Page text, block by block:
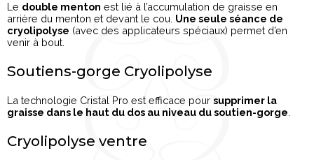
Le double menton est lié à l’accumulation de graisse en
arrière du menton et devant le cou. Une seule séance de
cryolipolyse (avec des applicateurs spéciaux) permet d’en
venir à bout.
Soutiens-gorge Cryolipolyse
La technologie Cristal Pro est efficace pour supprimer la
graisse dans le haut du dos au niveau du soutien-gorge
Cryolipolyse ventre